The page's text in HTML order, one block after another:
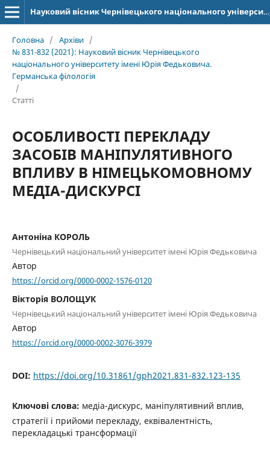
Науковий вісник Чернівецького національного університету імені Юрія Федьковича. Серія: Германська філологія
Головна / Архіви /
№ 831-832 (2021): Науковий вісник Чернівецького
національного університету імені Юрія Федьковича.
Германська філологія
/
Статті
ОСОБЛИВОСТІ ПЕРЕКЛАДУ
ЗАСОБІВ МАНІПУЛЯТИВНОГО
ВПЛИВУ В НІМЕЦЬКОМОВНОМУ
МЕДІА-ДИСКУРСІ
Антоніна КОРОЛЬ
Чернівецький національний університет імені Юрія Федьковича
Автор
https://orcid.org/0000-0002-1576-0120
Вікторія ВОЛОЩУК
Чернівецький національний університет імені Юрія Федьковича
Автор
https://orcid.org/0000-0002-3076-3979
DOI: https://doi.org/10.31861/gph2021.831-832.123-135
Ключові слова: медіа-дискурс, маніпулятивний вплив,
стратегії і прийоми перекладу, еквівалентність,
перекладацькі трансформації